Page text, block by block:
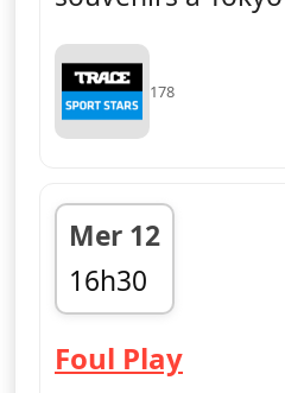
178
Mer 12
16h30
fin 17h00
Foul Play— Foul